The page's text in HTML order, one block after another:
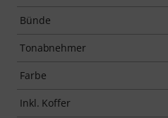
Bünde
Tonabnehmer
Farbe
Inkl. Koffer